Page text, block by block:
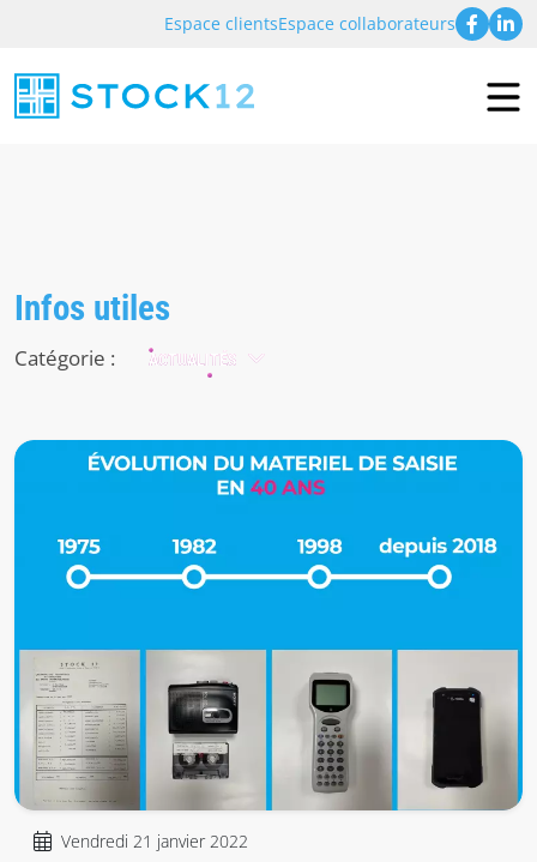
Espace clientsEspace collaborateurs
Infos utiles
Catégorie : ACTUALITÉS
Vendredi 21 janvier 2022